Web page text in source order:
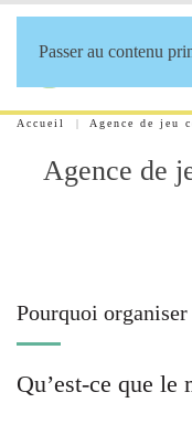
Passer au contenu
Accueil Agence de jeu
Agence de
Pourquoi
Qu’est-ce que le